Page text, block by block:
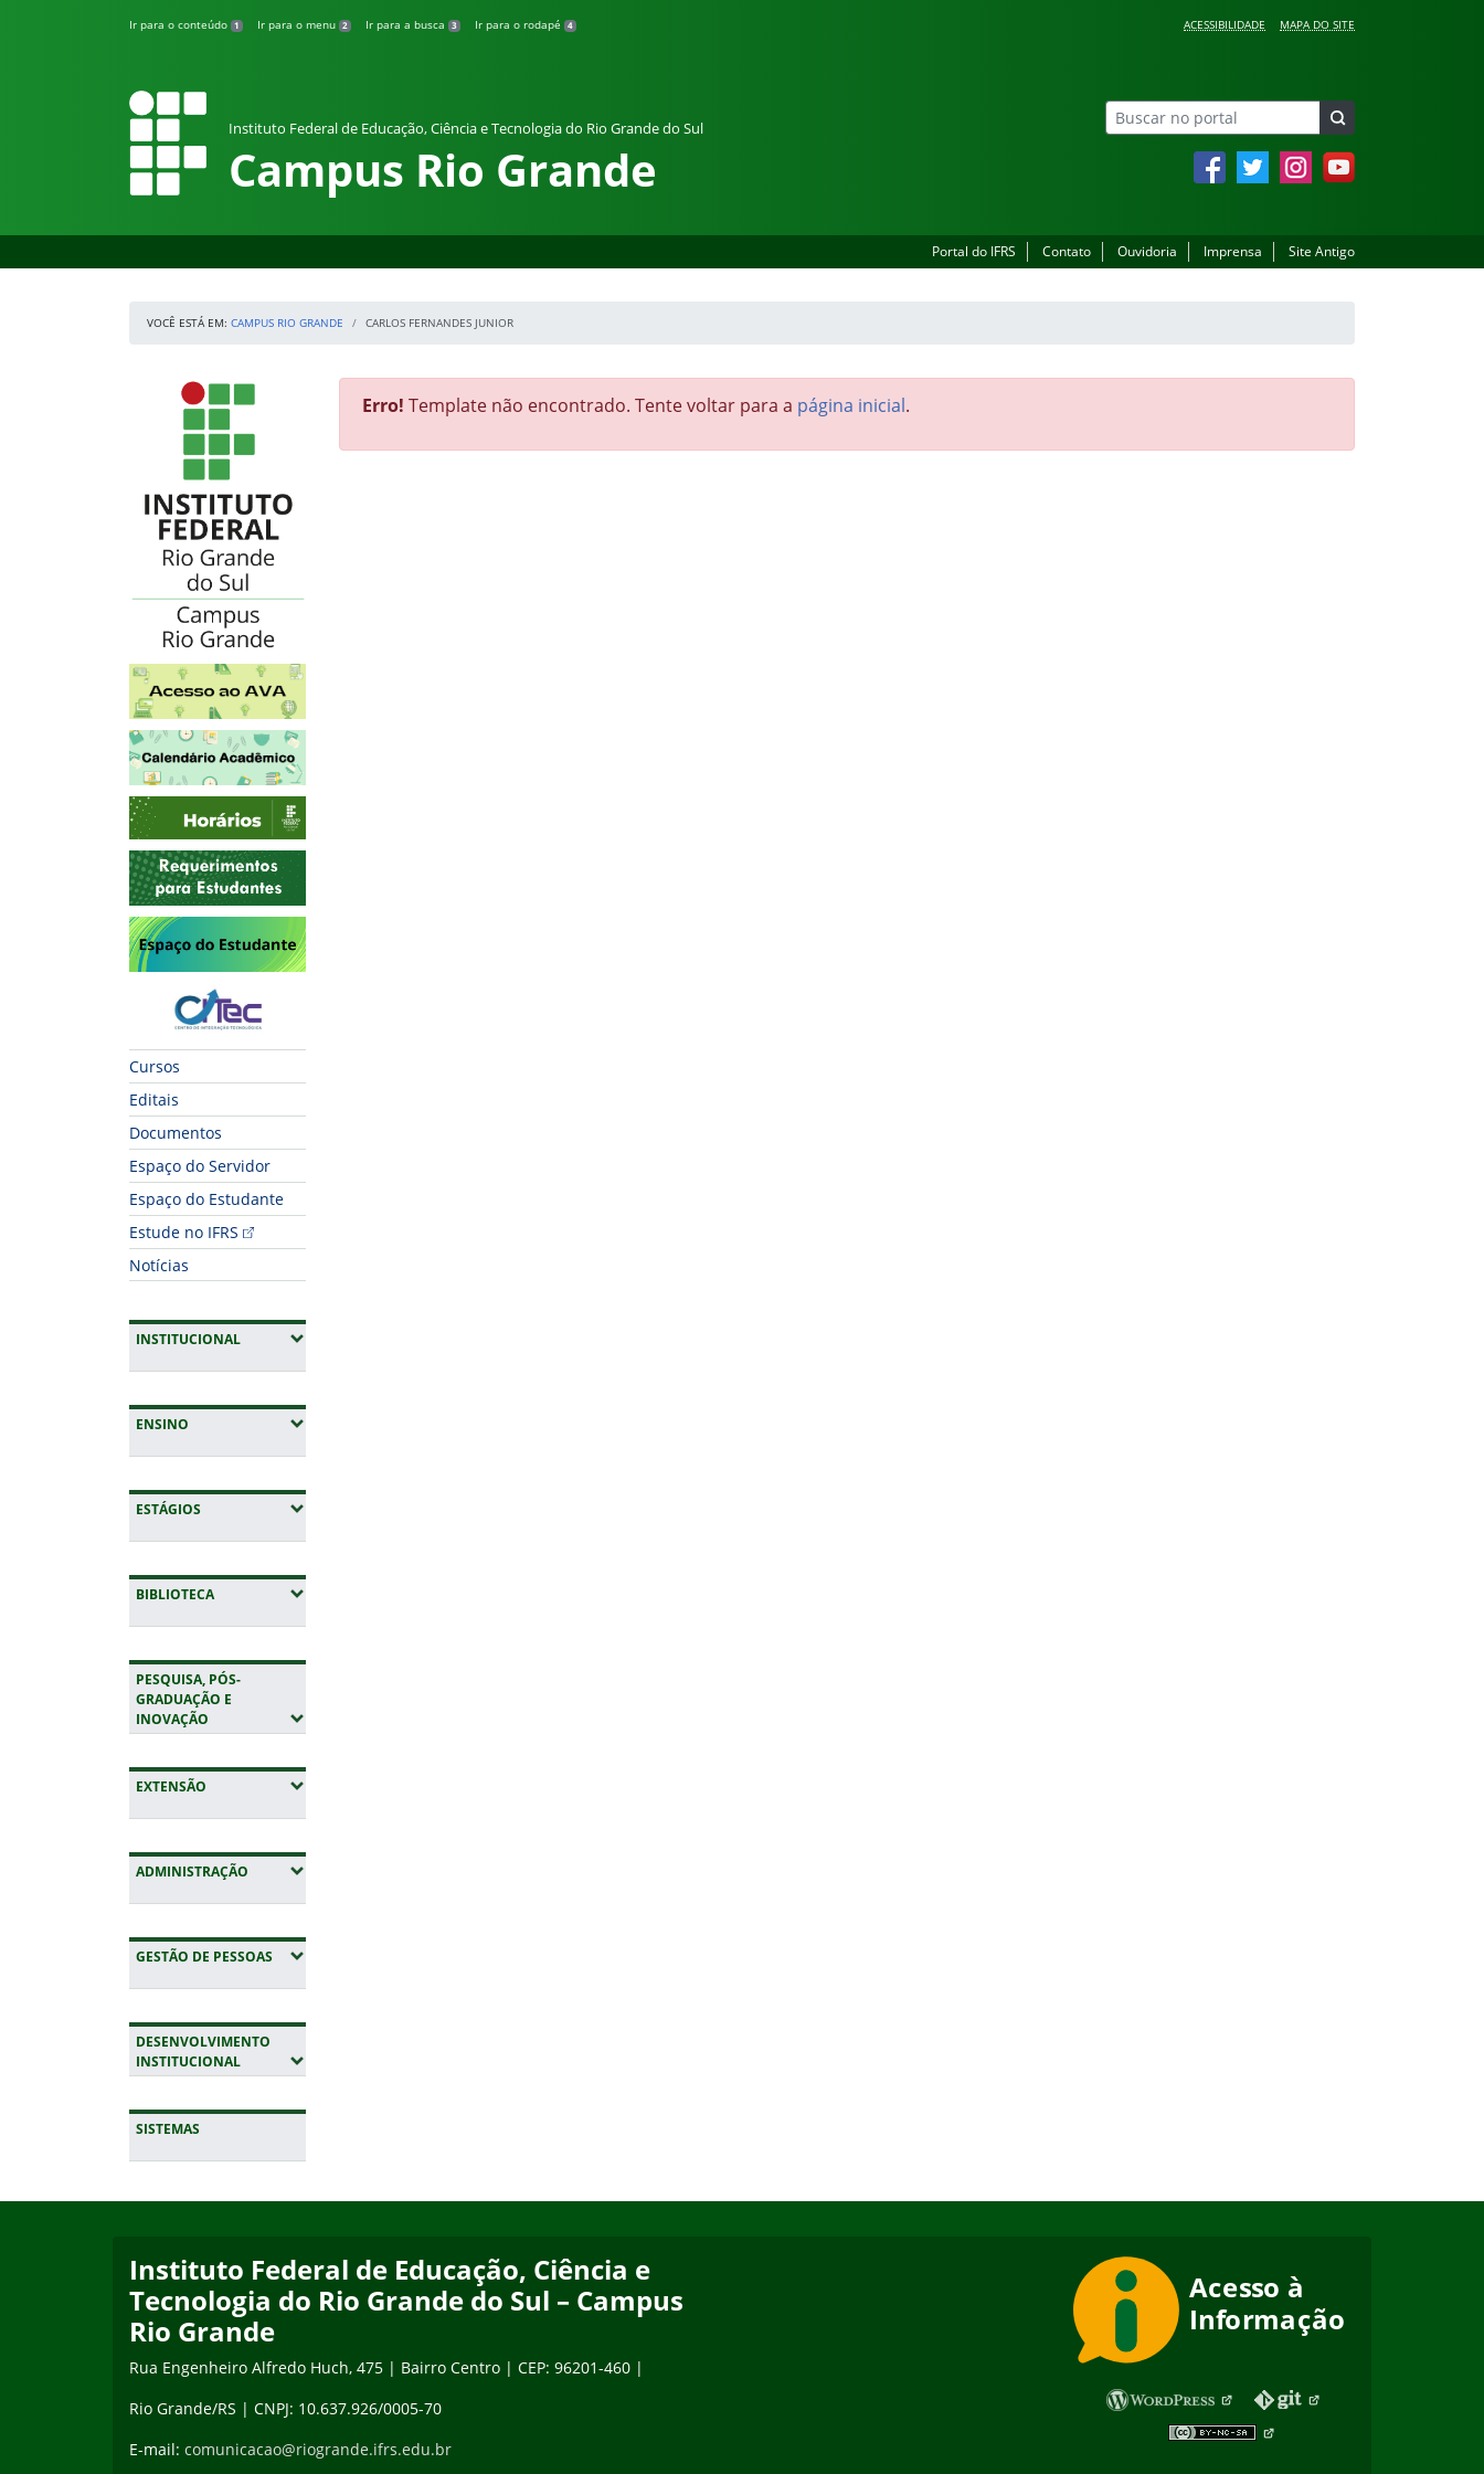
Ir para o conteúdo 1 Ir para o menu 2 Ir para a busca 3 Ir para o rodapé 4 ACESSIBILIDADE MAPA DO SITE
Instituto Federal de Educação, Ciência e Tecnologia do Rio Grande do Sul
Campus Rio Grande Facebook Twitter InstagramYouTube
Portal do IFRS Contato Ouvidoria Imprensa Site Antigo
VOCÊ ESTÁ EM: CAMPUS RIO GRANDE CARLOS FERNANDES JUNIOR
Início da navegação
Acesso ao AVA
Calendário Acadêmico
Horários
Requerimentos para Estudantes
Espaço do Estudante
Cursos
Editais
Documentos
Espaço do Servidor
Espaço do Estudante
Estude no IFRS
Notícias
INSTITUCIONAL(EXPANDIR SUBMENUS)
ENSINO (EXPANDIR SUBMENUS)
ESTÁGIOS (EXPANDIR SUBMENUS)
BIBLIOTECA(EXPANDIR SUBMENUS)
PESQUISA, PÓS-
GRADUAÇÃO E
INOVAÇÃO (EXPANDIR SUBMENUS)
EXTENSÃO (EXPANDIR SUBMENUS)
ADMINISTRAÇÃO (EXPANDIR SUBMENUS)
GESTÃO DE PESSOAS (EXPANDIR SUBMENUS)
DESENVOLVIMENTO
INSTITUCIONAL(EXPANDIR SUBMENUS)
SISTEMAS
Erro! Template não encontrado. Tente voltar para a página inicial.
Instituto Federal de Educação, Ciência e
Tecnologia do Rio Grande do Sul – Campus
Rio Grande
Rua Engenheiro Alfredo Huch, 475 | Bairro Centro | CEP: 96201-460 |
Rio Grande/RS | CNPJ: 10.637.926/0005-70
E-mail: comunicacao@riogrande.ifrs.edu.br